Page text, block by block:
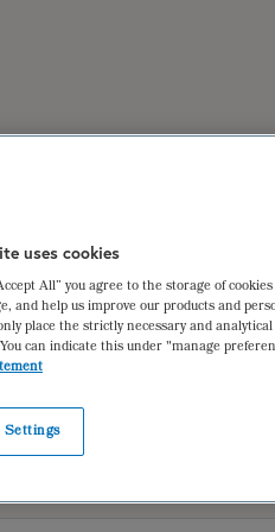
die een
,Janny Melissen-Leeuwen
gegevens
uses cookies
All” you agree to the storage of
and help us improve our products and
place the strictly necessary and
can indicate this under "manage
Settings